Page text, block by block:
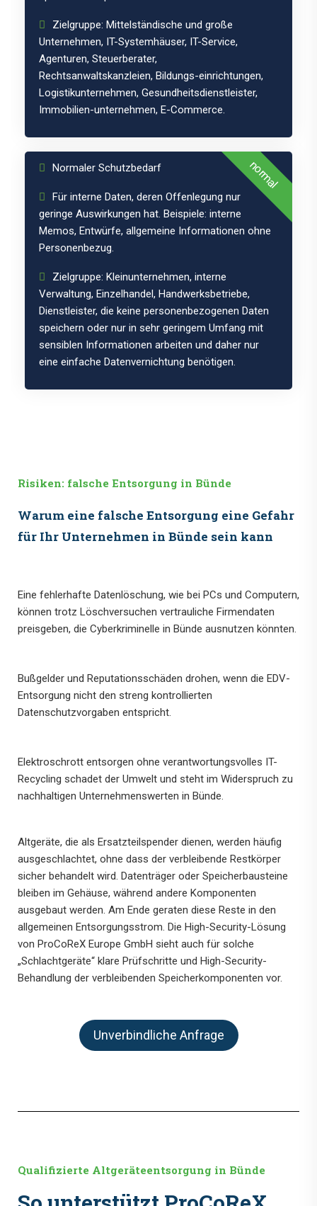
Zielgruppe: Mittelständische und große
Unternehmen, IT-Systemhäuser, IT-Service,
Agenturen, Steuerberater,
Rechtsanwaltskanzleien, Bildungs-einrichtungen,
Logistikunternehmen, Gesundheitsdienstleister,
Immobilien-unternehmen, E-Commerce.
normal
Schutzklasse
1
Normaler Schutzbedarf
Für interne Daten, deren Offenlegung nur
geringe Auswirkungen hat. Beispiele: interne
Memos, Entwürfe, allgemeine Informationen ohne
Personenbezug.
Zielgruppe: Kleinunternehmen, interne
Verwaltung, Einzelhandel, Handwerksbetriebe,
Dienstleister, die keine personenbezogenen Daten
speichern oder nur in sehr geringem Umfang mit
sensiblen Informationen arbeiten und daher nur
eine einfache Datenvernichtung benötigen.
Risiken: falsche Entsorgung in Bünde
Warum eine falsche Entsorgung eine Gefahr
für Ihr Unternehmen in Bünde sein kann
Eine fehlerhafte Datenlöschung, wie bei PCs und Computern,
können trotz Löschversuchen vertrauliche Firmendaten
preisgeben, die Cyberkriminelle in Bünde ausnutzen könnten.
Bußgelder und Reputationsschäden drohen, wenn die EDV-
Entsorgung nicht den streng kontrollierten
Datenschutzvorgaben entspricht.
Elektroschrott entsorgen ohne verantwortungsvolles IT-
Recycling schadet der Umwelt und steht im Widerspruch zu
nachhaltigen Unternehmenswerten in Bünde.
Altgeräte, die als Ersatzteilspender dienen, werden häufig
ausgeschlachtet, ohne dass der verbleibende Restkörper
sicher behandelt wird. Datenträger oder Speicherbausteine
bleiben im Gehäuse, während andere Komponenten
ausgebaut werden. Am Ende geraten diese Reste in den
allgemeinen Entsorgungsstrom. Die High-Security-Lösung
von ProCoReX Europe GmbH sieht auch für solche
„Schlachtgeräte“ klare Prüfschritte und High-Security-
Behandlung der verbleibenden Speicherkomponenten vor.
Unverbindliche Anfrage
Qualifizierte Altgeräteentsorgung in Bünde